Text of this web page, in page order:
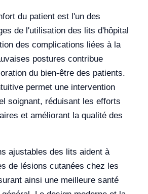
du patient est l'un des
de l'utilisation des lits d'hôpital
des complications liées à la
postures contribue
du bien-être des patients.
permet une intervention
soignant, réduisant les efforts
et améliorant la qualité des
ajustables des lits aident à
de lésions cutanées chez les
ainsi une meilleure santé